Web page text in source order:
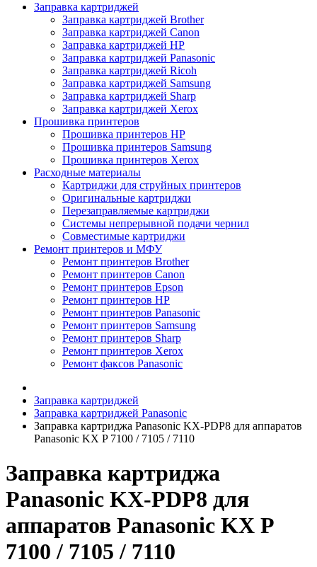
Заправка картриджей
Заправка картриджей Brother
Заправка картриджей Canon
Заправка картриджей HP
Заправка картриджей Panasonic
Заправка картриджей Ricoh
Заправка картриджей Samsung
Заправка картриджей Sharp
Заправка картриджей Xerox
Прошивка принтеров
Прошивка принтеров HP
Прошивка принтеров Samsung
Прошивка принтеров Xerox
Расходные материалы
Картриджи для струйных принтеров
Оригинальные картриджи
Перезаправляемые картриджи
Системы непрерывной подачи чернил
Совместимые картриджи
Ремонт принтеров и МФУ
Ремонт принтеров Brother
Ремонт принтеров Canon
Ремонт принтеров Epson
Ремонт принтеров HP
Ремонт принтеров Panasonic
Ремонт принтеров Samsung
Ремонт принтеров Sharp
Ремонт принтеров Xerox
Ремонт факсов Panasonic
Заправка картриджей
Заправка картриджей Panasonic
Заправка картриджа Panasonic KX-PDP8 для аппаратов
Panasonic KX P 7100 / 7105 / 7110
Заправка картриджа
Panasonic KX-PDP8 для
аппаратов Panasonic KX P
7100 / 7105 / 7110